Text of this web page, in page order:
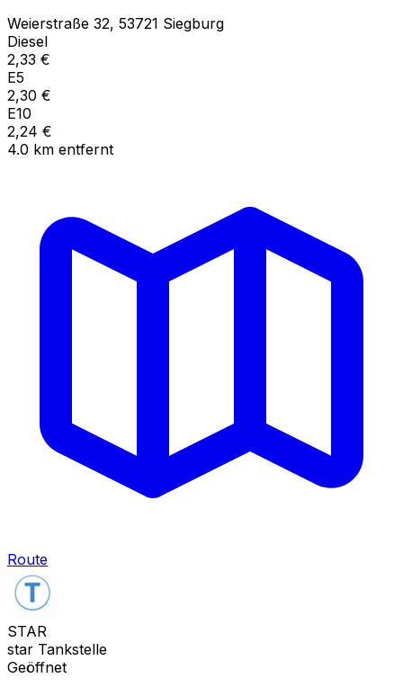
Weierstraße 32, 53721 Siegburg
Diesel
2,33 €
E5
2,30 €
E10
2,24 €
4.0 km entfernt
Route
STAR
star Tankstelle
Geöffnet